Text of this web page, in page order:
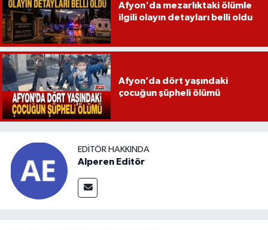
Afyon'da mezarlıktaki ölümle
ilgili olayın detayları belli oldu
Afyon’da dört yaşındaki
çocuğun şüpheli ölümü
EDITÖR HAKKINDA
Alperen Editör